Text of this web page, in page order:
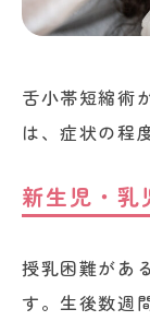
舌小帯短縮術
は、症状の程
新生児・乳
授乳困難があ
す。生後数週